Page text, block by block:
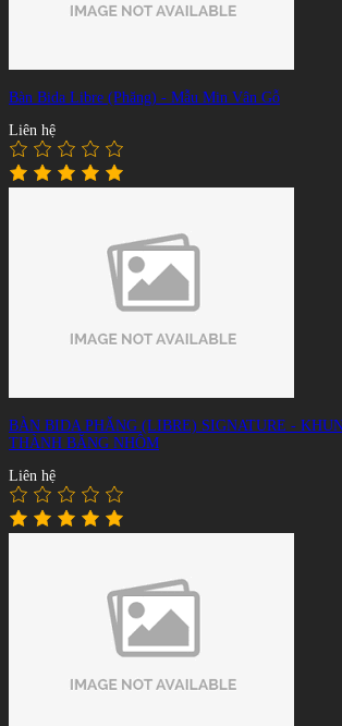
Bàn Bida Libre (Phăng) - Mẫu Min Vân Gỗ
Liên hệ
BÀN BIDA PHĂNG (LIBRE) SIGNATURE -
THÀNH BĂNG NHÔM
Liên hệ